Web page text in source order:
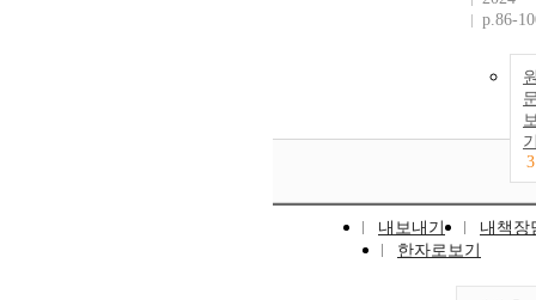
p.86-
3
내보내기
내책장
한자로보기